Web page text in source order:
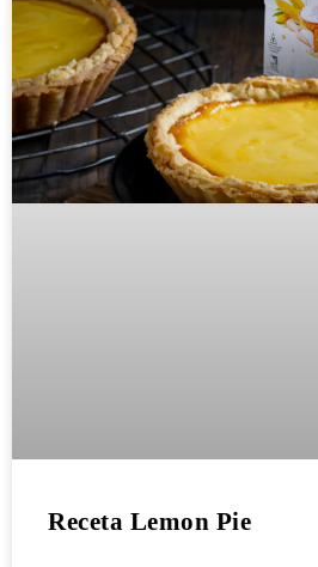
Receta Lemon Pie